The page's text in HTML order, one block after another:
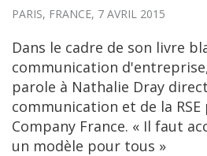
PARIS, FRANCE, 7 AVRIL 2015
Dans le cadre de son livre
communication
parole à Nathalie Dray
communication et de la
Company France. « Il faut
un modèle pour tous »